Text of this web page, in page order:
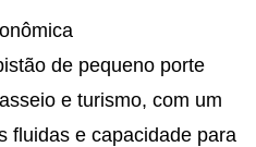
de pequeno porte
e turismo, com um
fluidas e capacidade para